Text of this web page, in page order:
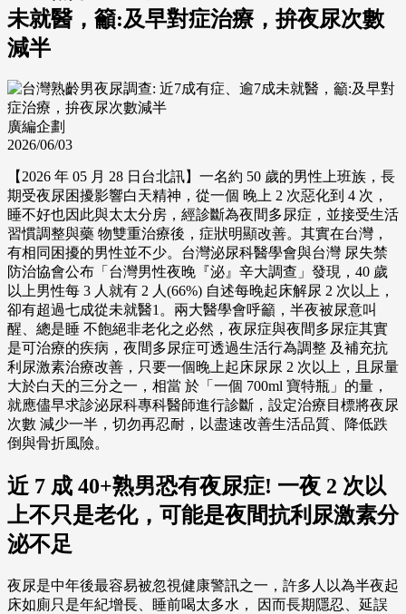
未就醫，籲:及早對症治療，拚夜尿次數
減半
廣編企劃
2026/06/03
【2026 年 05 月 28 日台北訊】一名約 50 歲的男性上班族，長
期受夜尿困擾影響白天精神，從一個 晚上 2 次惡化到 4 次，
睡不好也因此與太太分房，經診斷為夜間多尿症，並接受生活
習慣調整與藥 物雙重治療後，症狀明顯改善。其實在台灣，
有相同困擾的男性並不少。台灣泌尿科醫學會與台灣 尿失禁
防治協會公布「台灣男性夜晚『泌』辛大調查」發現，40 歲
以上男性每 3 人就有 2 人(66%) 自述每晚起床解尿 2 次以上，
卻有超過七成從未就醫1。兩大醫學會呼籲，半夜被尿意叫
醒、總是睡 不飽絕非老化之必然，夜尿症與夜間多尿症其實
是可治療的疾病，夜間多尿症可透過生活行為調整 及補充抗
利尿激素治療改善，只要一個晚上起床尿尿 2 次以上，且尿量
大於白天的三分之一，相當 於「一個 700ml 寶特瓶」的量，
就應儘早求診泌尿科專科醫師進行診斷，設定治療目標將夜尿
次數 減少一半，切勿再忍耐，以盡速改善生活品質、降低跌
倒與骨折風險。
近 7 成 40+熟男恐有夜尿症! 一夜 2 次以
上不只是老化，可能是夜間抗利尿激素分
泌不足
夜尿是中年後最容易被忽視健康警訊之一，許多人以為半夜起
床如廁只是年紀增長、睡前喝太多水， 因而長期隱忍、延誤